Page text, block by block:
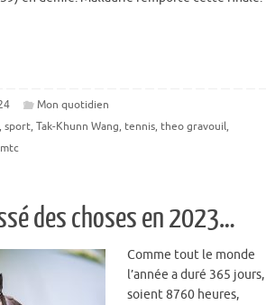
Mon quotidien
, sport, Tak-Khunn Wang, tennis, theo gravouil,
des choses en 2023…
Comme tout le monde
l’année a duré 365 jours,
soient 8760 heures,